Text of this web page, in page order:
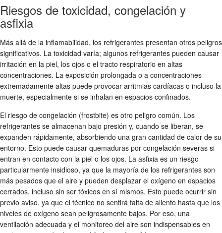
Riesgos de toxicidad, congelación y
asfixia
Más allá de la inflamabilidad, los refrigerantes presentan otros peligros
significativos. La toxicidad varía; algunos refrigerantes pueden causar
irritación en la piel, los ojos o el tracto respiratorio en altas
concentraciones. La exposición prolongada o a concentraciones
extremadamente altas puede provocar arritmias cardíacas o incluso la
muerte, especialmente si se inhalan en espacios confinados.
El riesgo de congelación (frostbite) es otro peligro común. Los
refrigerantes se almacenan bajo presión y, cuando se liberan, se
expanden rápidamente, absorbiendo una gran cantidad de calor de su
entorno. Esto puede causar quemaduras por congelación severas si
entran en contacto con la piel o los ojos. La asfixia es un riesgo
particularmente insidioso, ya que la mayoría de los refrigerantes son
más pesados que el aire y pueden desplazar el oxígeno en espacios
cerrados, incluso sin ser tóxicos en sí mismos. Esto puede ocurrir sin
previo aviso, ya que el técnico no sentirá falta de aliento hasta que los
niveles de oxígeno sean peligrosamente bajos. Por eso, una
ventilación adecuada y el monitoreo del aire son indispensables en